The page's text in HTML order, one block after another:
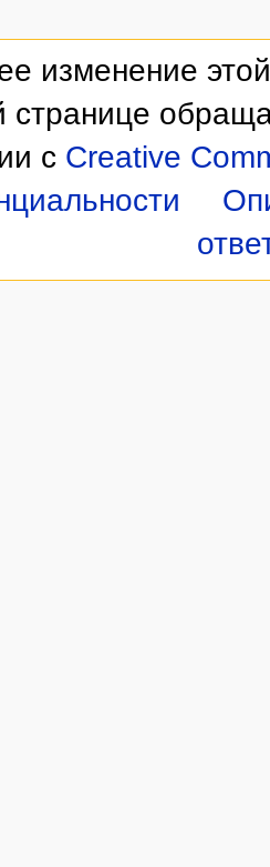
изменение
странице
с Creative